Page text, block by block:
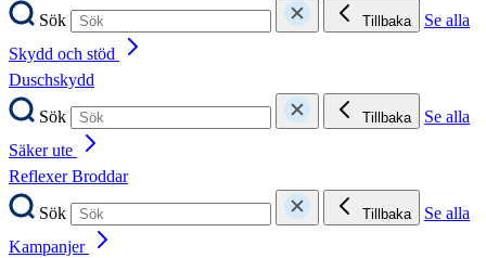
Sök Tillbaka
Se alla
Skydd och stöd
Duschskydd
Sök
Tillbaka
Se alla
Säker ute
ReflexerBroddar
Sök
Tillbaka
Se alla
Kampanjer